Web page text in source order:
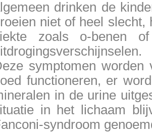
drinken de
niet of heel slecht,
zoals o-benen
symptomen worden
functioneren, er
in de urine
in het lichaam
syndroom